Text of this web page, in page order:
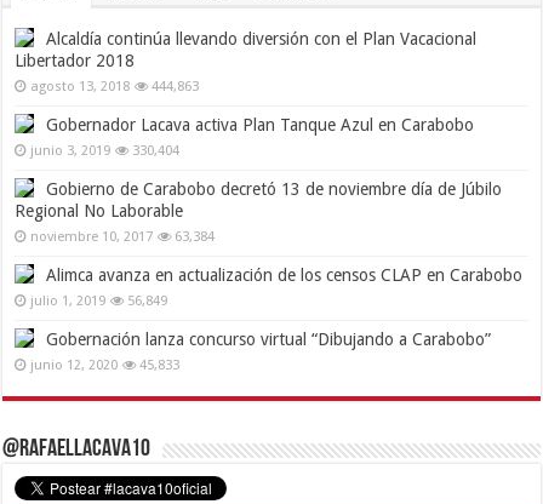
Alcaldía continúa llevando diversión con el Plan Vacacional
Libertador 2018
agosto 13, 2018 444,863
Gobernador Lacava activa Plan Tanque Azul en Carabobo
junio 3, 2019 330,404
Gobierno de Carabobo decretó 13 de noviembre día de Júbilo
Regional No Laborable
noviembre 10, 2017 63,384
Alimca avanza en actualización de los censos CLAP en Carabobo
julio 1, 2019 56,849
Gobernación lanza concurso virtual “Dibujando a Carabobo”
junio 12, 2020 45,833
@RafaelLacava10